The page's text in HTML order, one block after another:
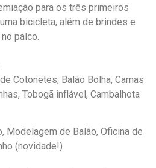
para os três primeiros
bicicleta, além de brindes e
palco.
Cotonetes, Balão Bolha, Camas
Tobogã inflável, Cambalhota
Modelagem de Balão, Oficina de
(novidade!)